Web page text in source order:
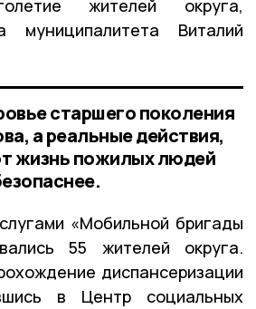
жителей округа,
муниципалитета Виталий
старшего поколения
а реальные действия,
жизнь пожилых людей
«Мобильной бригады
55 жителей округа.
диспансеризации
в Центр социальных